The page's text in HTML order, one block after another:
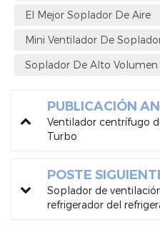
El Mejor Soplador De Aire
Mini Ventilador De
Soplador De Alto Volumen
PUBLICACIÓN
Ventilador centrífugo
Turbo
POSTE
Soplador de
refrigerador del